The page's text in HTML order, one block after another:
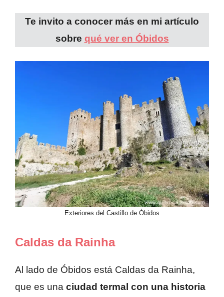
Te invito a conocer más en mi artículo
sobre qué ver en Óbidos
Exteriores del Castillo de Óbidos
Caldas da Rainha
Al lado de Óbidos está Caldas da Rainha,
que es una ciudad termal con una historia